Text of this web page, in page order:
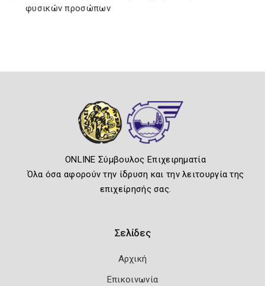
φυσικών προσώπων
ONLINE Σύμβουλος Επιχειρηματία
Όλα όσα αφορούν την ίδρυση και την λειτουργία της
επιχείρησής σας.
Σελίδες
Αρχική
Επικοινωνία